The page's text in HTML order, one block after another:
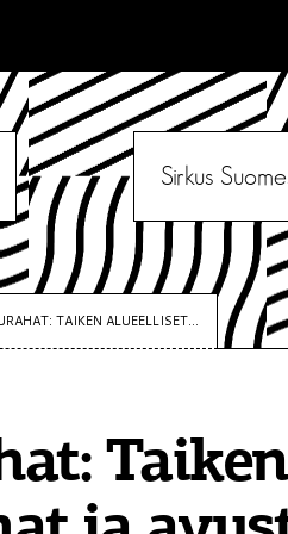
Sirkus
TAIKEN ALUEELLISET...